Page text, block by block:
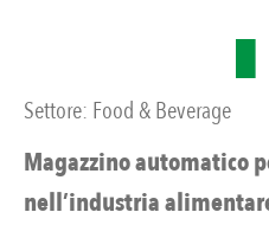
Settore: Food & Beverage
Magazzino automatico
nell’industria